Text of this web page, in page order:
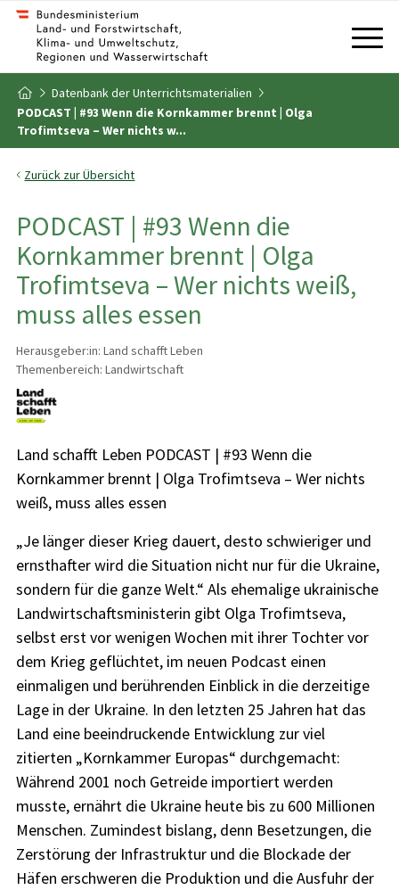
Zum Inhalt
Zum Inhaltsverzeichnis
Zur Startseite
Datenbank der Unterrichtsmaterialien
PODCAST | #93 Wenn die Kornkammer brennt | Olga
Trofimtseva – Wer nichts w...
Zurück zur Übersicht
PODCAST | #93 Wenn die
Kornkammer brennt | Olga
Trofimtseva – Wer nichts weiß,
muss alles essen
Herausgeber:in: Land schafft Leben
Themenbereich: Landwirtschaft
Land schafft Leben PODCAST | #93 Wenn die
Kornkammer brennt | Olga Trofimtseva – Wer nichts
weiß, muss alles essen
„Je länger dieser Krieg dauert, desto schwieriger und
ernsthafter wird die Situation nicht nur für die Ukraine,
sondern für die ganze Welt.“ Als ehemalige ukrainische
Landwirtschaftsministerin gibt Olga Trofimtseva,
selbst erst vor wenigen Wochen mit ihrer Tochter vor
dem Krieg geflüchtet, im neuen Podcast einen
einmaligen und berührenden Einblick in die derzeitige
Lage in der Ukraine. In den letzten 25 Jahren hat das
Land eine beeindruckende Entwicklung zur viel
zitierten „Kornkammer Europas“ durchgemacht:
Während 2001 noch Getreide importiert werden
musste, ernährt die Ukraine heute bis zu 600 Millionen
Menschen. Zumindest bislang, denn Besetzungen, die
Zerstörung der Infrastruktur und die Blockade der
Häfen erschweren die Produktion und die Ausfuhr der